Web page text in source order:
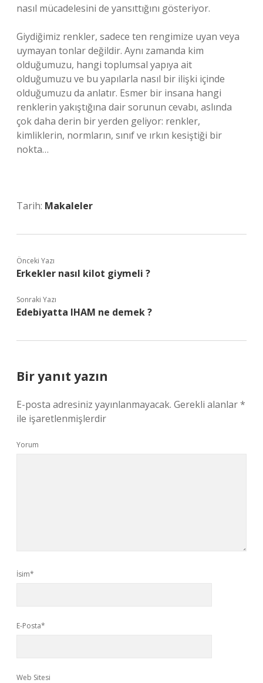
nasıl mücadelesini de yansıttığını gösteriyor.
Giydiğimiz renkler, sadece ten rengimize uyan veya
uymayan tonlar değildir. Aynı zamanda kim
olduğumuzu, hangi toplumsal yapıya ait
olduğumuzu ve bu yapılarla nasıl bir ilişki içinde
olduğumuzu da anlatır. Esmer bir insana hangi
renklerin yakıştığına dair sorunun cevabı, aslında
çok daha derin bir yerden geliyor: renkler,
kimliklerin, normların, sınıf ve ırkın kesiştiği bir
nokta…
Tarih: Makaleler
Önceki Yazı
Erkekler nasıl kilot giymeli ?
Sonraki Yazı
Edebiyatta IHAM ne demek ?
Bir yanıt yazın
E-posta adresiniz yayınlanmayacak. Gerekli alanlar*
ile işaretlenmişlerdir
Yorum
İsim*
E-Posta*
Web Sitesi